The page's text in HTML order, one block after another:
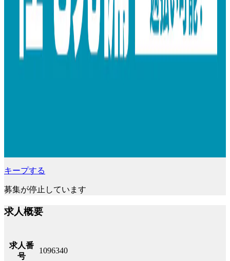
キープする
募集が停止しています
求人概要
求人番
号
1096340